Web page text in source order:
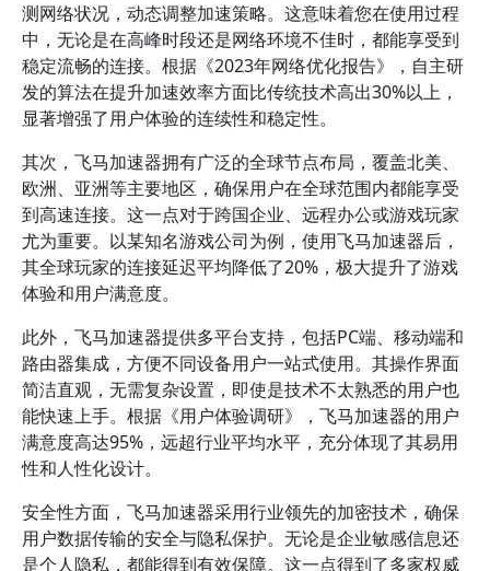
测网络状况，动态调整加速策略。这意味着您在使用过程
中，无论是在高峰时段还是网络环境不佳时，都能享受到
稳定流畅的连接。根据《2023年网络优化报告》，自主研
发的算法在提升加速效率方面比传统技术高出30%以上，
显著增强了用户体验的连续性和稳定性。
其次，飞马加速器拥有广泛的全球节点布局，覆盖北美、
欧洲、亚洲等主要地区，确保用户在全球范围内都能享受
到高速连接。这一点对于跨国企业、远程办公或游戏玩家
尤为重要。以某知名游戏公司为例，使用飞马加速器后，
其全球玩家的连接延迟平均降低了20%，极大提升了游戏
体验和用户满意度。
此外，飞马加速器提供多平台支持，包括PC端、移动端和
路由器集成，方便不同设备用户一站式使用。其操作界面
简洁直观，无需复杂设置，即使是技术不太熟悉的用户也
能快速上手。根据《用户体验调研》，飞马加速器的用户
满意度高达95%，远超行业平均水平，充分体现了其易用
性和人性化设计。
安全性方面，飞马加速器采用行业领先的加密技术，确保
用户数据传输的安全与隐私保护。无论是企业敏感信息还
是个人隐私，都能得到有效保障。这一点得到了多家权威